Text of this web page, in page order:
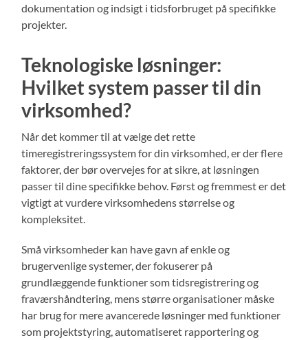
dokumentation og indsigt i tidsforbruget på specifikke
projekter.
Teknologiske løsninger:
Hvilket system passer til din
virksomhed?
Når det kommer til at vælge det rette
timeregistreringssystem for din virksomhed, er der flere
faktorer, der bør overvejes for at sikre, at løsningen
passer til dine specifikke behov. Først og fremmest er det
vigtigt at vurdere virksomhedens størrelse og
kompleksitet.
Små virksomheder kan have gavn af enkle og
brugervenlige systemer, der fokuserer på
grundlæggende funktioner som tidsregistrering og
fraværshåndtering, mens større organisationer måske
har brug for mere avancerede løsninger med funktioner
som projektstyring, automatiseret rapportering og